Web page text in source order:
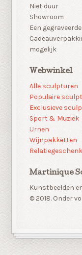
Niet duur
Showroom
Een
mogelijk
Webwinkel
Alle sculpturen
Populaire
Exclusieve
Sport & Muziek
Urnen
Wijnpakketten
Martinique
Kunstbeelden
© 2018. Onder